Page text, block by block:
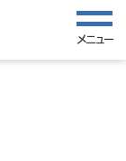
メニュー